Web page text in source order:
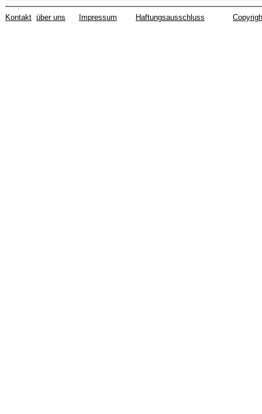
Kontakt über uns Impressum Haftungsausschluss